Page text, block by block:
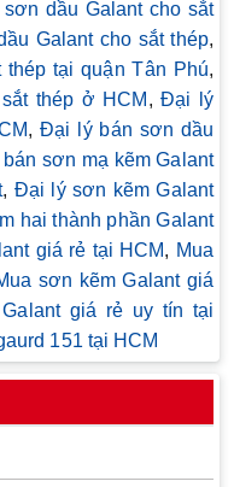
dầu Galant cho sắt
Galant cho sắt thép,
tại quận Tân Phú,
thép ở HCM ,Đại lý
,Đại lý bán sơn dầu
sơn mạ kẽm Galant
, Đại lý sơn kẽm Galant
hai thành phần Galant
giá rẻ tại HCM, Mua
sơn kẽm Galant giá
giá rẻ uy tín tại
151 tại HCM